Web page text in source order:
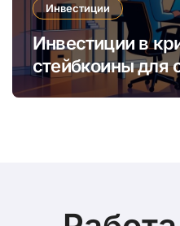
Инвестиции
Инвестиции в
стейбкоины для
онлайн-